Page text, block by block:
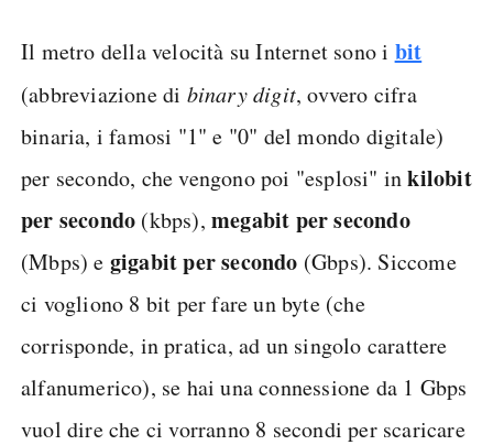
Il metro della velocità su Internet sono i bit
(abbreviazione di binary digit, ovvero cifra
binaria, i famosi "1" e "0" del mondo digitale)
per secondo, che vengono poi "esplosi" inkilobit
per secondo (kbps),megabit per secondo
(Mbps) e gigabit per secondo (Gbps). Siccome
ci vogliono 8 bit per fare un byte (che
corrisponde, in pratica, ad un singolo carattere
alfanumerico), se hai una connessione da 1 Gbps
vuol dire che ci vorranno 8 secondi per scaricare